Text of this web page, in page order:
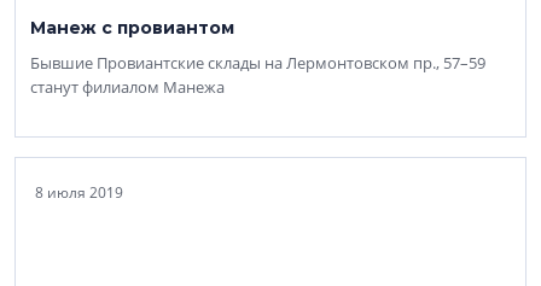
Манеж с провиантом
Бывшие Провиантские склады на Лермонтовском пр., 57–59
станут филиалом Манежа
8 июля 2019